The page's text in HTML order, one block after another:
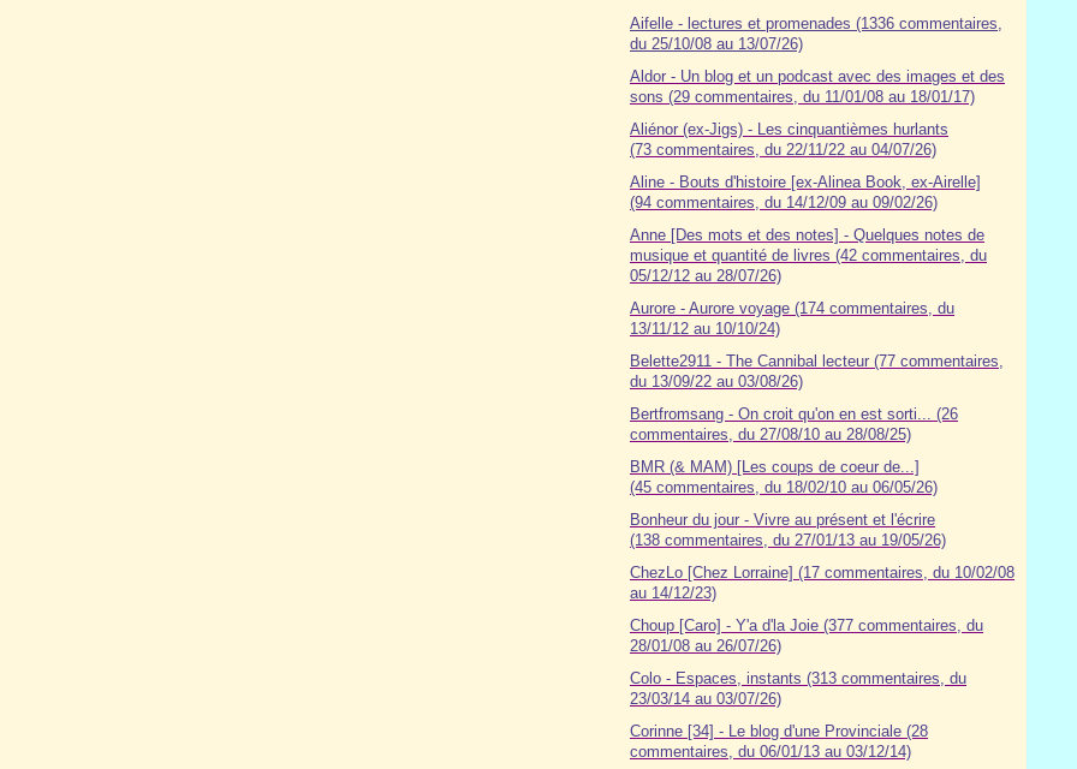
Aifelle - lectures et promenades (1336 commentaires,
du 25/10/08 au 13/07/26)
Aldor - Un blog et un podcast avec des images et des
sons (29 commentaires, du 11/01/08 au 18/01/17)
Aliénor (ex-Jigs) - Les cinquantièmes hurlants
(73 commentaires, du 22/11/22 au 04/07/26)
Aline - Bouts d'histoire [ex-Alinea Book, ex-Airelle]
(94 commentaires, du 14/12/09 au 09/02/26)
Anne [Des mots et des notes] - Quelques notes de
musique et quantité de livres (42 commentaires, du
05/12/12 au 28/07/26)
Aurore - Aurore voyage (174 commentaires, du
13/11/12 au 10/10/24)
Belette2911 - The Cannibal lecteur (77 commentaires,
du 13/09/22 au 03/08/26)
Bertfromsang - On croit qu'on en est sorti... (26
commentaires, du 27/08/10 au 28/08/25)
BMR (& MAM) [Les coups de coeur de...]
(45 commentaires, du 18/02/10 au 06/05/26)
Bonheur du jour - Vivre au présent et l'écrire
(138 commentaires, du 27/01/13 au 19/05/26)
ChezLo [Chez Lorraine] (17 commentaires, du 10/02/08
au 14/12/23)
Choup [Caro] - Y'a d'la Joie (377 commentaires, du
28/01/08 au 26/07/26)
Colo - Espaces, instants (313 commentaires, du
23/03/14 au 03/07/26)
Corinne [34] - Le blog d'une Provinciale (28
commentaires, du 06/01/13 au 03/12/14)